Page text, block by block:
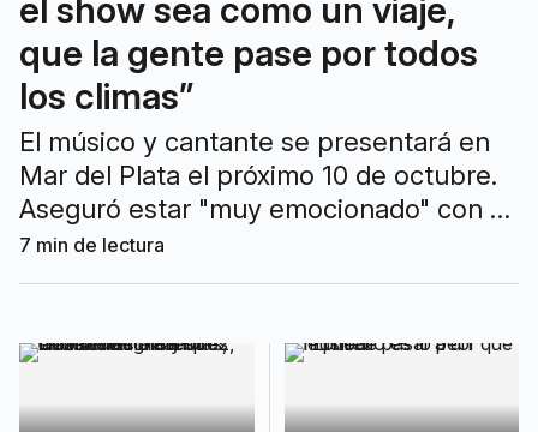
el show sea como un viaje,
que la gente pase por todos
los climas”
El músico y cantante se presentará en
Mar del Plata el próximo 10 de octubre.
Aseguró estar "muy emocionado" con el
lanzamiento de su primer disco,
“Espinas”.
7 min de lectura